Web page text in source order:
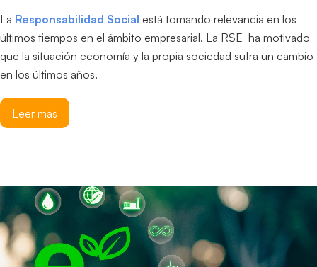
La Responsabilidad Social está tomando relevancia en los
últimos tiempos en el ámbito empresarial. La RSE ha motivado
que la situación economía y la propia sociedad sufra un cambio
en los últimos años.
Leer más